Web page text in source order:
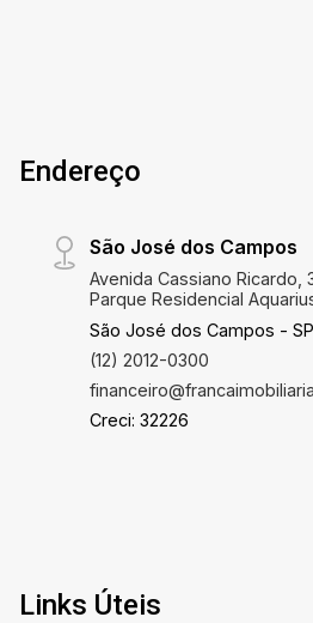
Endereço
São José dos Campos
Avenida Cassiano Ricardo,
Parque Residencial
São José dos Campos - SP
(12) 2012-0300
Creci: 32226
Links Úteis